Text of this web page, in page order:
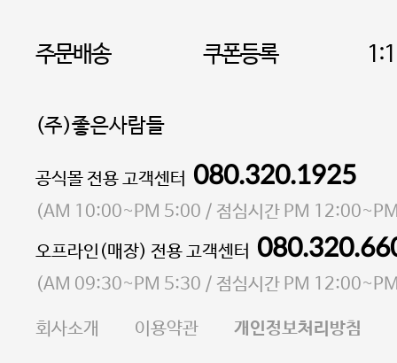
주문배송 쿠폰등록
(주)좋은사람들
대표 이성현,박영환| 개인정보관리책임자 김상현
소재지 서울특별시 마포구 마포대로4다길 41 마포
통신판매업 신고번호 2023-서울마포-3931호
사업자등록번호 105-81-58242
E-MAIL goodpeople@gpin.co.kr
공식몰 전용 고객센터 080.320.1925
(AM 10:00~PM 5:00 / 점심시간 PM
오프라인(매장) 전용 고객센터
(AM 09:30~PM 5:30 / 점심시간 PM
회사소개 이용약관 개인정보처리방침